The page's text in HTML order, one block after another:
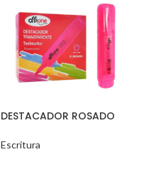
DESTACADOR ROSADO
Escritura